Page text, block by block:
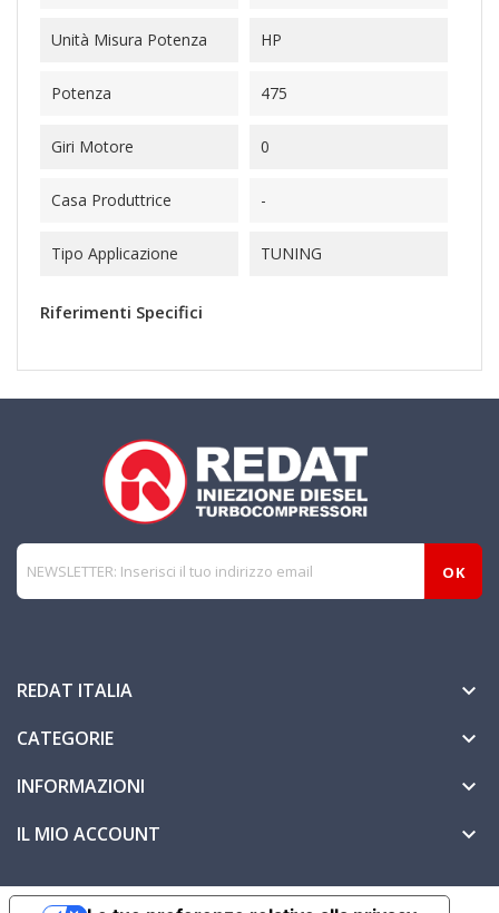
Unità Misura Potenza HP
Potenza 475
Giri Motore 0
Casa Produttrice -
Tipo Applicazione TUNING
Riferimenti Specifici
REDAT ITALIA 
CATEGORIE 
INFORMAZIONI 
IL MIO ACCOUNT 